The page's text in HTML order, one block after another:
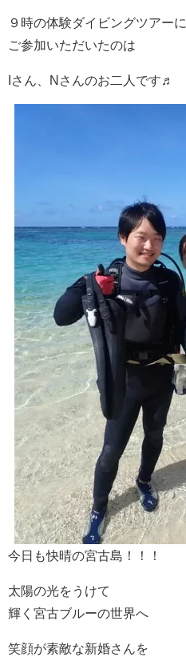
９時の体験ダイビングツアーに
ご参加いただいたのは
Iさん、Nさんのお二人です♬
今日も快晴の宮古島！！！
太陽の光をうけて
輝く宮古ブルーの世界へ
笑顔が素敵な新婚さんを